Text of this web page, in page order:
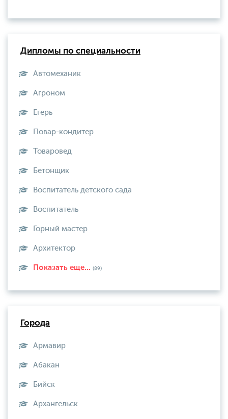
Дипломы по специальности
Автомеханик
Агроном
Егерь
Повар-кондитер
Товаровед
Бетонщик
Воспитатель детского сада
Воспитатель
Горный мастер
Архитектор
Показать еще... (89)
Города
Армавир
Абакан
Бийск
Архангельск